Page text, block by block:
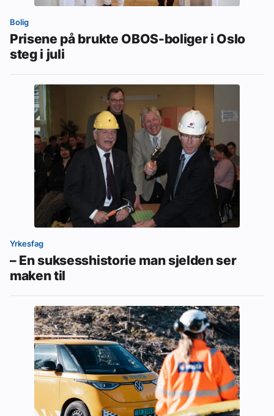
Bolig
Prisene på brukte OBOS-boliger i Oslo
steg i juli
Yrkesfag
– En suksesshistorie man sjelden ser
maken til